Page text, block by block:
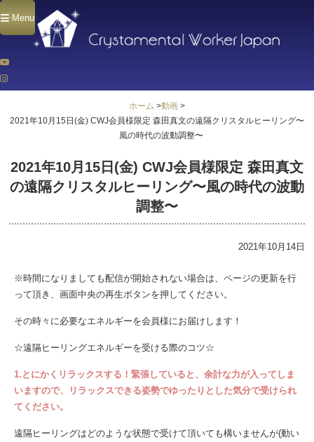
Menu
ホーム >動画 >
2021年10月15日(金) CWJ会員様限定 森田真文の遠隔クリスタルヒーリング〜
風の時代の波動調整〜
2021年10月15日(金) CWJ会員様限定 森田真文
の遠隔クリスタルヒーリング〜風の時代の波動
調整〜
2021年10月14日
※時間になりましても配信が開始されない場合は、ページの更新を行
って頂き、画面中央の再生ボタンを押してください。
その時々に必要なエネルギーを会員様にお届けします！
☆遠隔ヒーリングエネルギーを受ける際のコツ☆
1.とにかくリラックスする！緊張していると、余計な力が入ってしま
いますので、リラックスできる姿勢でゆったりとした気分で受けられ
てください。
遠隔ヒーリングはどのような状態で受けて頂いても構いませんが(動い